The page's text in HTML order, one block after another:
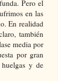
Pero el
en las
En realidad
también
media por
por gran
y de